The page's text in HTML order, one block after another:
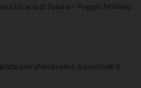
di Sabina – Poggio Mirteto
con sfondo nero, è possibile il